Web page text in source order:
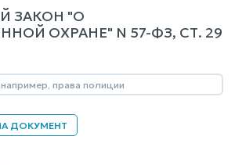
ЗАКОН "О
ОХРАНЕ" N 57-ФЗ, СТ. 29
ДОКУМЕНТ